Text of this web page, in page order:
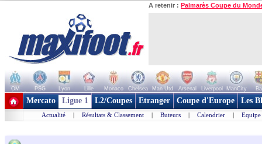
A retenir : Palmarès Coupe du
OM PSG Lyon Lille Monaco Chelsea Man Utd Arsenal Liverpool ManCity
+ de clubs
Mercato Ligue 1 L2/Coupes Etranger Coupe d'Europe Les
Actualité | Résultats & Classement | Buteurs | Calendrier | Equipe